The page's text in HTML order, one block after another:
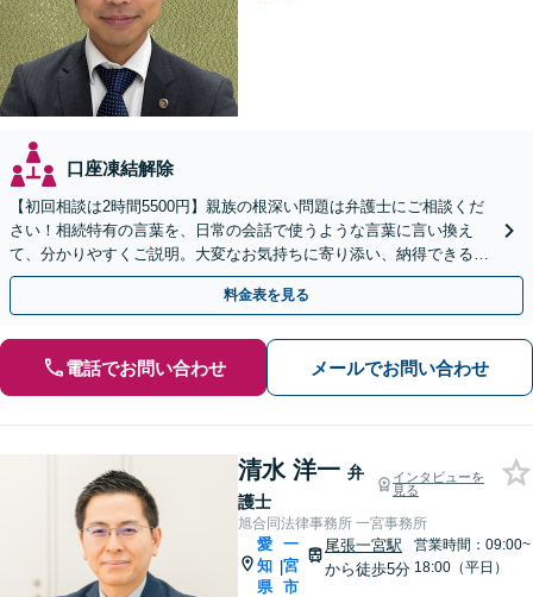
口座凍結解除
【初回相談は2時間5500円】親族の根深い問題は弁護士にご相談くだ
さい！相続特有の言葉を、日常の会話で使うような言葉に言い換え
て、分かりやすくご説明。大変なお気持ちに寄り添い、納得できる解
決を目指します【尾張一宮駅6分】
料金表を見る
電話でお問い合わせ メールでお問い合わせ
清水 洋一 弁
護士
インタビューを
見る
旭合同法律事務所 一宮事務所
愛
知
県
|
一
宮
市
尾張一宮駅
から徒歩5分
営業時間：09:00~
18:00（平日）